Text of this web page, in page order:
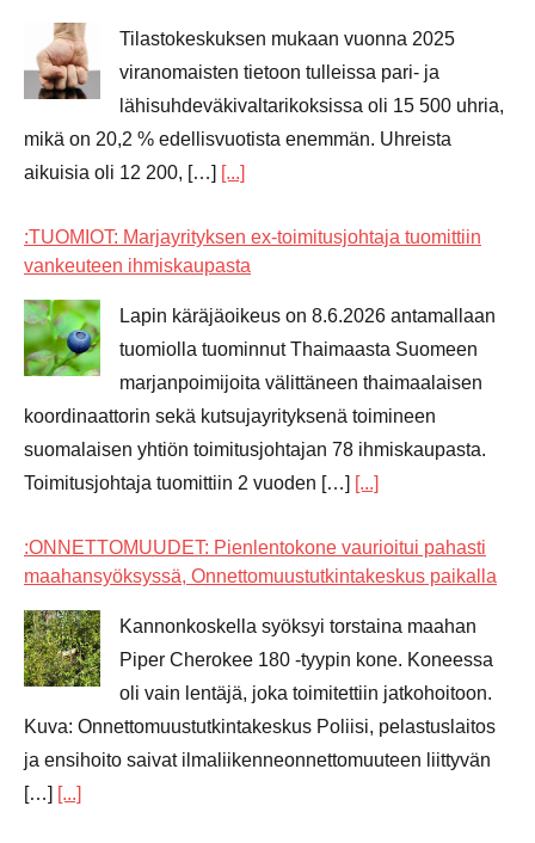
Tilastokeskuksen mukaan vuonna 2025
viranomaisten tietoon tulleissa pari- ja
lähisuhdeväkivaltarikoksissa oli 15 500 uhria,
mikä on 20,2 % edellisvuotista enemmän. Uhreista
aikuisia oli 12 200, […] [...]
:TUOMIOT: Marjayrityksen ex-toimitusjohtaja tuomittiin
vankeuteen ihmiskaupasta
Lapin käräjäoikeus on 8.6.2026 antamallaan
tuomiolla tuominnut Thaimaasta Suomeen
marjanpoimijoita välittäneen thaimaalaisen
koordinaattorin sekä kutsujayrityksenä toimineen
suomalaisen yhtiön toimitusjohtajan 78 ihmiskaupasta.
Toimitusjohtaja tuomittiin 2 vuoden […] [...]
:ONNETTOMUUDET: Pienlentokone vaurioitui pahasti
maahansyöksyssä, Onnettomuustutkintakeskus paikalla
Kannonkoskella syöksyi torstaina maahan
Piper Cherokee 180 -tyypin kone. Koneessa
oli vain lentäjä, joka toimitettiin jatkohoitoon.
Kuva: Onnettomuustutkintakeskus Poliisi, pelastuslaitos
ja ensihoito saivat ilmaliikenneonnettomuuteen liittyvän
[…] [...]